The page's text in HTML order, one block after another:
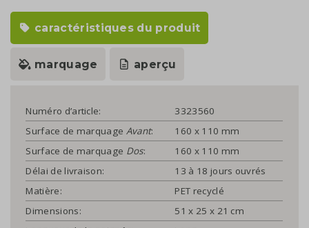
caractéristiques du produit
marquage aperçu
Numéro d’article:
3323560
Surface de marquage Avant:
160 x 110 mm
Surface de marquage Dos:
160 x 110 mm
Délai de livraison:
13 à 18 jours ouvrés
Matière:
PET recyclé
Dimensions:
51 x 25 x 21 cm